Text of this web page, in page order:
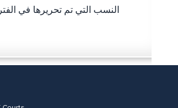
النسب التي تم تحريرها في